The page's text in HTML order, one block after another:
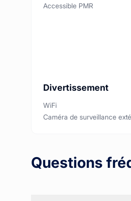
Accessible PMR
Divertissement
WiFi
Caméra de surveillance
Questions